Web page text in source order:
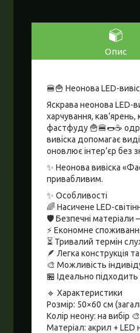
Опис
🍔🍟 Неонова LED-
Яскрава неонова LED-
харчування,
фастфуду 🍟🍔🌭☕
вивіска допомагає
оновлює інтер’єр без
✨ Неонова вивіска
привабливим.
✨ Особливості
🌈 Насичене LED-
🛡️ Безпечні матеріали
⚡ Економне
⏳ Тривалий термін
🪶 Легка конструкція
🎨 Можливість
🏪 Ідеально підходить
🔹 Характеристики
Розмір: 50×60 см
Колір неону: на вибір 🎨
Матеріал: акрил + LED